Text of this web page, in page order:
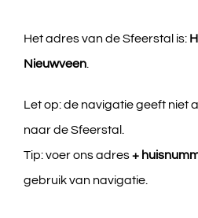
Het adres van de Sfeerstal is:
Nieuwveen
Let op: de navigatie geeft niet
naar de Sfeerstal.
Tip: voer ons adres+
gebruik van navigatie.